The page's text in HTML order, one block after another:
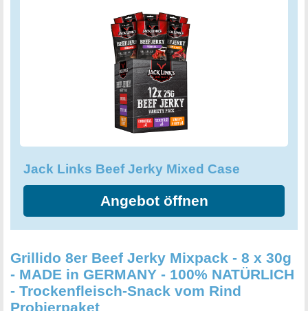
einfach zum Original-Jerky mit seiner leichten Rauchnote
und der dezenten Eigensüße. Luftgetrocknet, geräuchert
und auf den Punkt gewürzt - so entstehen die köstlichen
Rindfleischstreifen, die nach altem Familienrezept
hergestellt werden. Probieren Sie jetzt das Jack Links Beef
Jerky Mixed Case und genießen Sie hochwertiges
Rindfleisch in drei leckeren Varianten. Ob als kleiner
Snack zwischendurch oder als Energiekick beim Sport -
zugleich proteinreicher Genuss, der ganz ohne künstliche
Zusatzstoffe und Geschmacksverstärker auskommt.
Jack Links Beef Jerky Mixed Case
Angebot öffnen
Grillido 8er Beef Jerky Mixpack - 8 x 30g
- MADE in GERMANY - 100% NATÜRLICH
- Trockenfleisch-Snack vom Rind
Probierpaket